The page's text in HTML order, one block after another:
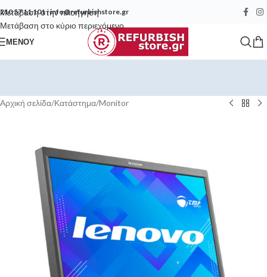
Μετάβαση στην πλοήγηση
Μετάβαση στο κύριο περιεχόμενο
210 57 11 101|info@refurbishstore.gr
ΜΕΝΟΎ
Αρχική σελίδα/Κατάστημα/Monitor